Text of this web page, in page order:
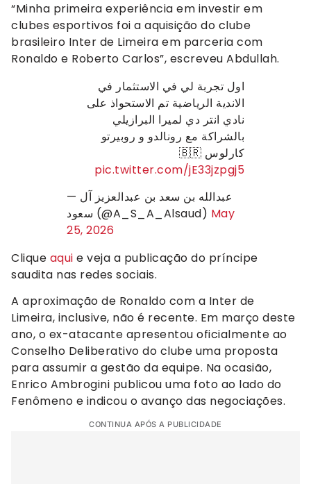
“Minha primeira experiência em investir em
clubes esportivos foi a aquisição do clube
brasileiro Inter de Limeira em parceria com
Ronaldo e Roberto Carlos”, escreveu Abdullah.
اول تجربة لي في الاستثمار في
الاندية الرياضية تم الاستحواذ على
نادي انتر دي لميرا البرازيلي
بالشراكة مع رونالدو و روبيرتو
كارلوس 🇧🇷
pic.twitter.com/jE33jzpgj5
— عبدالله بن سعد بن عبدالعزيز آل
سعود (@A_S_A_Alsaud) May
25, 2026
Clique aqui e veja a publicação do príncipe
saudita nas redes sociais.
A aproximação de Ronaldo com a Inter de
Limeira, inclusive, não é recente. Em março deste
ano, o ex-atacante apresentou oficialmente ao
Conselho Deliberativo do clube uma proposta
para assumir a gestão da equipe. Na ocasião,
Enrico Ambrogini publicou uma foto ao lado do
Fenômeno e indicou o avanço das negociações.
CONTINUA APÓS A PUBLICIDADE